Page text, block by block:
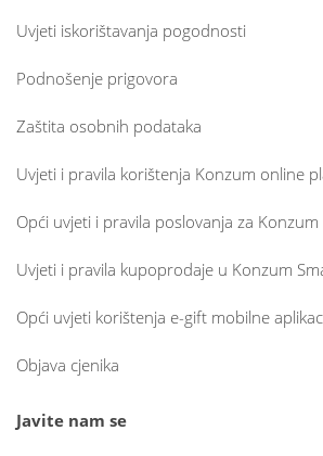
Uvjeti iskorištavanja pogodnosti
Podnošenje prigovora
Zaštita osobnih podataka
Uvjeti i pravila korištenja Konzum online
Opći uvjeti i pravila poslovanja za
Uvjeti i pravila kupoprodaje u Konzum
Opći uvjeti korištenja e-gift mobilne
Objava cjenika
Javite nam se